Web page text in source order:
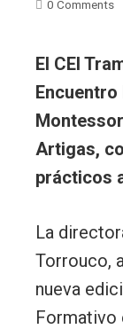
0 Comments
El CEI
Artigas,
prácticos
La
Torrouco,
nueva
Formativo